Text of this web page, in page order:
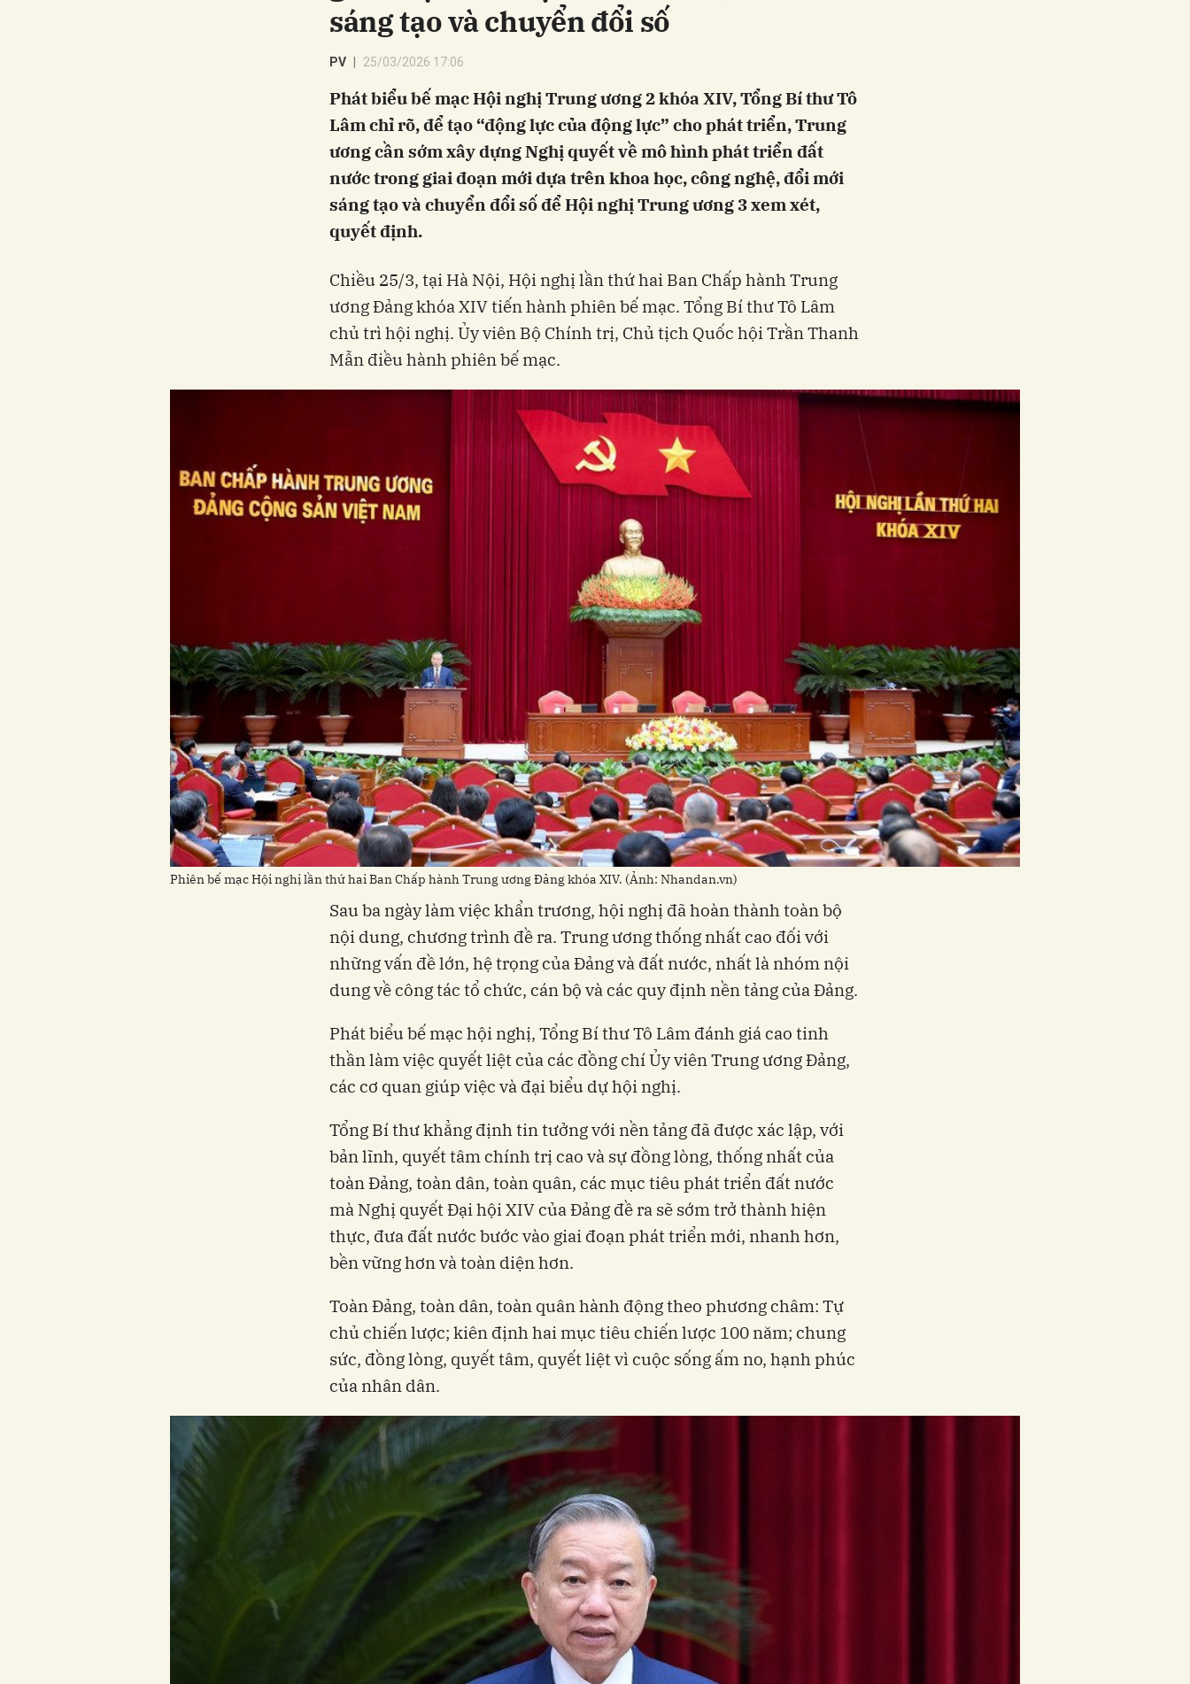
sáng tạo và chuyển đổi số
PV 25/03/2026 17:06
Phát biểu bế mạc Hội nghị Trung ương 2 khóa XIV, Tổng Bí thư Tô
Lâm chỉ rõ, để tạo “động lực của động lực” cho phát triển, Trung
ương cần sớm xây dựng Nghị quyết về mô hình phát triển đất
nước trong giai đoạn mới dựa trên khoa học, công nghệ, đổi mới
sáng tạo và chuyển đổi số để Hội nghị Trung ương 3 xem xét,
quyết định.
Chiều 25/3, tại Hà Nội, Hội nghị lần thứ hai Ban Chấp hành Trung
ương Đảng khóa XIV tiến hành phiên bế mạc. Tổng Bí thư Tô Lâm
chủ trì hội nghị. Ủy viên Bộ Chính trị, Chủ tịch Quốc hội Trần Thanh
Mẫn điều hành phiên bế mạc.
Phiên bế mạc Hội nghị lần thứ hai Ban Chấp hành Trung ương Đảng khóa XIV. (Ảnh: Nhandan.vn)
Sau ba ngày làm việc khẩn trương, hội nghị đã hoàn thành toàn bộ
nội dung, chương trình đề ra. Trung ương thống nhất cao đối với
những vấn đề lớn, hệ trọng của Đảng và đất nước, nhất là nhóm nội
dung về công tác tổ chức, cán bộ và các quy định nền tảng của Đảng.
Phát biểu bế mạc hội nghị, Tổng Bí thư Tô Lâm đánh giá cao tinh
thần làm việc quyết liệt của các đồng chí Ủy viên Trung ương Đảng,
các cơ quan giúp việc và đại biểu dự hội nghị.
Tổng Bí thư khẳng định tin tưởng với nền tảng đã được xác lập, với
bản lĩnh, quyết tâm chính trị cao và sự đồng lòng, thống nhất của
toàn Đảng, toàn dân, toàn quân, các mục tiêu phát triển đất nước
mà Nghị quyết Đại hội XIV của Đảng đề ra sẽ sớm trở thành hiện
thực, đưa đất nước bước vào giai đoạn phát triển mới, nhanh hơn,
bền vững hơn và toàn diện hơn.
Toàn Đảng, toàn dân, toàn quân hành động theo phương châm: Tự
chủ chiến lược; kiên định hai mục tiêu chiến lược 100 năm; chung
sức, đồng lòng, quyết tâm, quyết liệt vì cuộc sống ấm no, hạnh phúc
của nhân dân.